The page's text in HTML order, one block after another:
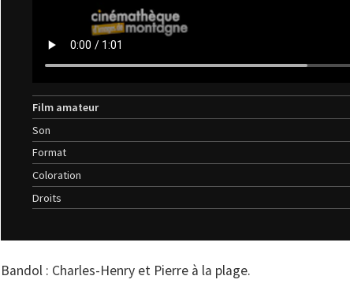
Film amateur
Son
Format
Coloration
Droits
Bandol : Charles-Henry et Pierre à la plage.